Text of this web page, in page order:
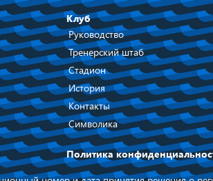
Клуб
Руководство
Тренерский штаб
Стадион
История
Контакты
Символика
Политика